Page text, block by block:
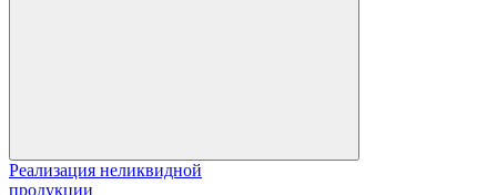
Реализация неликвидной
продукции